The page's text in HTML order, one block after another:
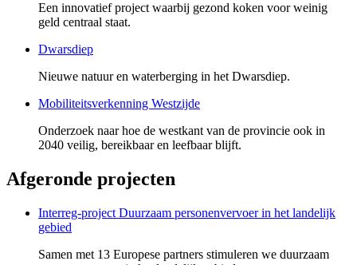
Een innovatief project waarbij gezond koken voor weinig
geld centraal staat.
Dwarsdiep
Nieuwe natuur en waterberging in het Dwarsdiep.
Mobiliteitsverkenning Westzijde
Onderzoek naar hoe de westkant van de provincie ook in
2040 veilig, bereikbaar en leefbaar blijft.
Afgeronde projecten
Interreg-project Duurzaam personenvervoer in het landelijk
gebied
Samen met 13 Europese partners stimuleren we duurzaam